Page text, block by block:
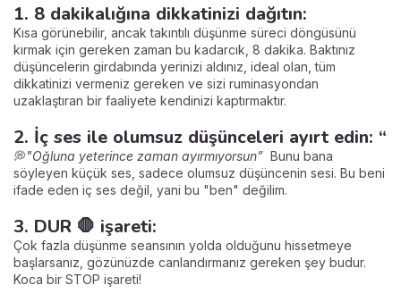
1. 8 dakikalığına dikkatinizi dağıtın:
Kısa görünebilir, ancak takıntılı düşünme süreci döngüsünü
kırmak için gereken zaman bu kadarcık, 8 dakika. Baktınız
düşüncelerin girdabında yerinizi aldınız, ideal olan, tüm
dikkatinizi vermeniz gereken ve sizi ruminasyondan
uzaklaştıran bir faaliyete kendinizi kaptırmaktır.
2. İç ses ile olumsuz düşünceleri ayırt edin: “
💭"Oğluna yeterince zaman ayırmıyorsun” Bunu bana
söyleyen küçük ses, sadece olumsuz düşüncenin sesi. Bu beni
ifade eden iç ses değil, yani bu "ben" değilim.
3. DUR 🛑 işareti:
Çok fazla düşünme seansının yolda olduğunu hissetmeye
başlarsanız, gözünüzde canlandırmanız gereken şey budur.
Koca bir STOP işareti!